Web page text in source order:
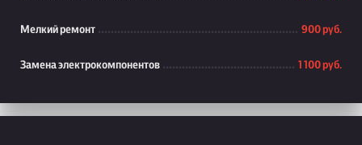
Мелкий ремонт 900 руб.
Замена электрокомпонентов 1 100 руб.